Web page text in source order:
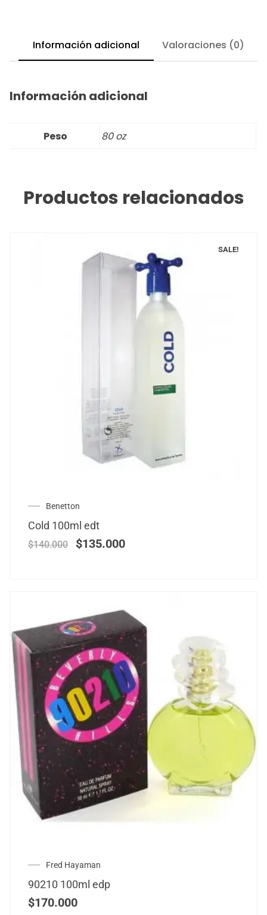
Información adicional Valoraciones (0)
Información adicional
Peso 80 oz
Productos relacionados
SALE!
Benetton
Cold 100ml edt
$140.000 $135.000
Fred Hayaman
90210 100ml edp
$170.000